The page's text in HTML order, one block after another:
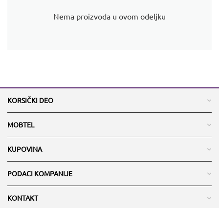
Nema proizvoda u ovom odeljku
KORSIČKI DEO
MOBTEL
KUPOVINA
PODACI KOMPANIJE
KONTAKT